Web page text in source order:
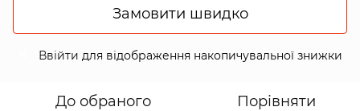
Замовити швидко
Ввійти для відображення накопичувальної знижки
До обраного Порівняти